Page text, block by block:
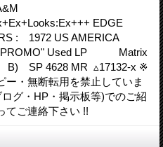
EDGE
: 1972 US AMERICA
PROMO" Used LP Matrix
SP 4628 MR ▵17132-x ※
ー・無断転用を禁止していま
グ・HP・掲示板等)でのご紹
てご連絡下さい !!